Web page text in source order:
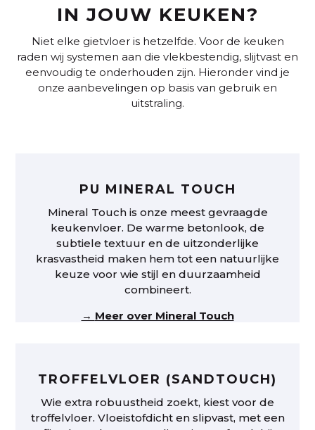
IN JOUW KEUKEN?
Niet elke gietvloer is hetzelfde. Voor de keuken
raden wij systemen aan die vlekbestendig, slijtvast en
eenvoudig te onderhouden zijn. Hieronder vind je
onze aanbevelingen op basis van gebruik en
uitstraling.
PU MINERAL TOUCH
Mineral Touch is onze meest gevraagde
keuken­vloer. De warme betonlook, de
subtiele textuur en de uitzonderlijke
krasvastheid maken hem tot een natuurlijke
keuze voor wie stijl en duurzaamheid
combineert.
→ Meer over Mineral Touch
TROFFELVLOER (SANDTOUCH)
Wie extra robuustheid zoekt, kiest voor de
troffelvloer. Vloeistofdicht en slipvast, met een